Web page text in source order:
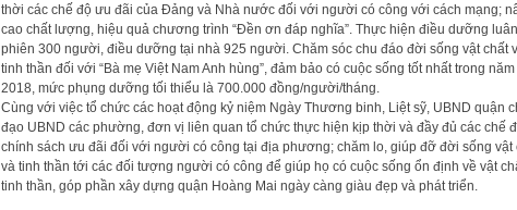
thời các chế độ ưu đãi của Đảng và Nhà nước đối với người có công với cách mạng;
cao chất lượng, hiệu quả chương trình “Đền ơn đáp nghĩa”. Thực hiện điều dưỡng luân
phiên 300 người, điều dưỡng tại nhà 925 người. Chăm sóc chu đáo đời sống vật chất
tinh thần đối với “Bà mẹ Việt Nam Anh hùng”, đảm bảo có cuộc sống tốt nhất trong năm
2018, mức phụng dưỡng tối thiểu là 700.000 đồng/người/tháng.
Cùng với việc tổ chức các hoạt động kỷ niệm Ngày Thương binh, Liệt sỹ, UBND quận
đạo UBND các phường, đơn vị liên quan tổ chức thực hiện kịp thời và đầy đủ các chế
chính sách ưu đãi đối với người có công tại địa phương; chăm lo, giúp đỡ đời sống vật
và tinh thần tới các đối tượng người có công để giúp họ có cuộc sống ổn định về vật
tinh thần, góp phần xây dựng quận Hoàng Mai ngày càng giàu đẹp và phát triển.